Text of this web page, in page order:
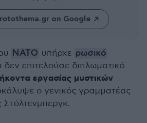
on Google
ΝΑΤΟ υπήρχε ρωσικό
επιτελούσε διπλωματικό
εργασίας μυστικών
ο γενικός γραμματέας